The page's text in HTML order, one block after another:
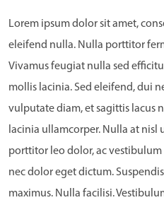
Lorem ipsum dolor sit amet,
eleifend nulla. Nulla porttitor
Vivamus feugiat nulla sed
mollis lacinia. Sed eleifend, dui
vulputate diam, et sagittis lacus
lacinia ullamcorper. Nulla at nisl
porttitor leo dolor, ac
nec dolor eget dictum.
maximus. Nulla facilisi.